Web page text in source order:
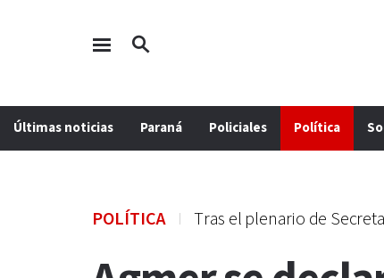
Últimas noticias Paraná Policiales Política
POLÍTICA Tras el plenario de